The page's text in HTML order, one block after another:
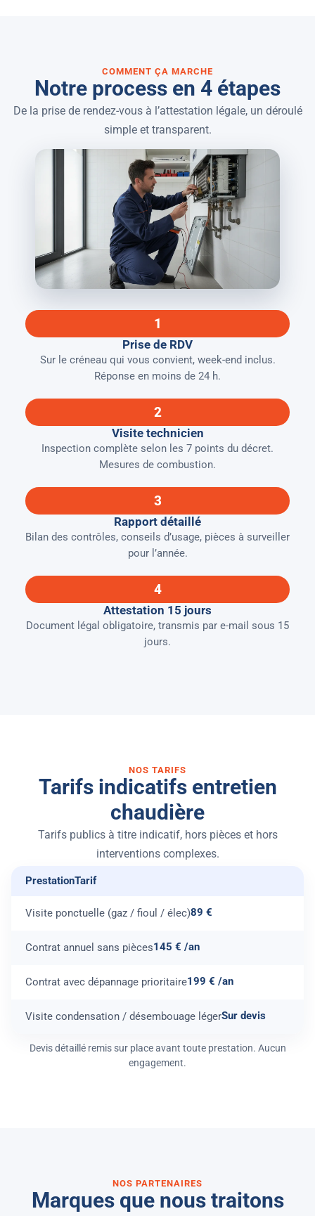
COMMENT ÇA MARCHE
Notre process en 4 étapes
De la prise de rendez-vous à l’attestation légale, un déroulé
simple et transparent.
1
Prise de RDV
Sur le créneau qui vous convient, week-end inclus.
Réponse en moins de 24 h.
2
Visite technicien
Inspection complète selon les 7 points du décret.
Mesures de combustion.
3
Rapport détaillé
Bilan des contrôles, conseils d’usage, pièces à surveiller
pour l’année.
4
Attestation 15 jours
Document légal obligatoire, transmis par e-mail sous 15
jours.
NOS TARIFS
Tarifs indicatifs entretien
chaudière
Tarifs publics à titre indicatif, hors pièces et hors
interventions complexes.
PrestationTarif
Visite ponctuelle (gaz / fioul / élec)89 €
Contrat annuel sans pièces145 € /an
Contrat avec dépannage prioritaire199 € /an
Visite condensation / désembouage légerSur devis
Devis détaillé remis sur place avant toute prestation. Aucun
engagement.
NOS PARTENAIRES
Marques que nous traitons